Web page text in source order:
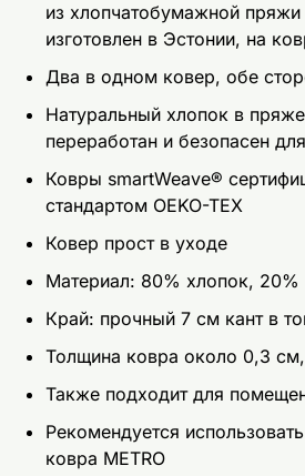
из хлопчатобумажной
изготовлен в Эстонии, на
Два в одном ковер, обе
Натуральный хлопок в
переработан и безопасен
Ковры smartWeave®
стандартом OEKO-TEX
Ковер прост в уходе
Материал: 80% хлопок, 20%
Край: прочный 7 см кант в
Толщина ковра около 0,3
Также подходит для
Рекомендуется
ковра METRO